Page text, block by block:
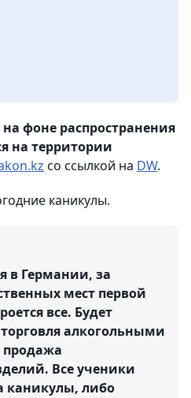
фоне распространения
на территории
со ссылкой на DW.
каникулы.
в Германии, за
мест первой
все. Будет
алкогольными
Все ученики
каникулы, либо